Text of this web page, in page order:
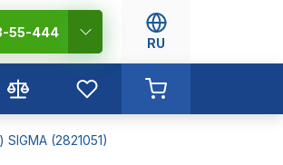
55-444
RU
(2821051)